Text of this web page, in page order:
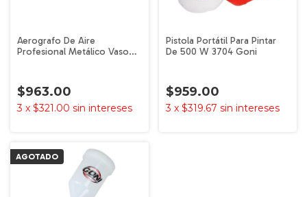
Aerografo De Aire
Profesional Metálico Vaso
$963.00
3 x $321.00 sin intereses
Pistola Portátil Para Pintar
De 500 W 3704 Goni
$959.00
3 x $319.67 sin intereses
AGOTADO